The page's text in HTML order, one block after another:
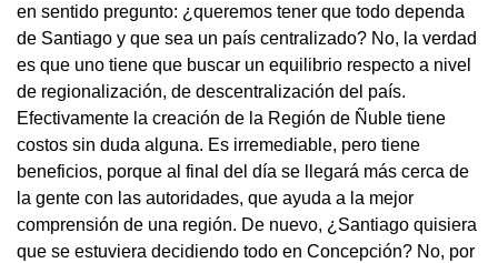
en sentido pregunto: ¿queremos tener que todo dependa
de Santiago y que sea un país centralizado? No, la verdad
es que uno tiene que buscar un equilibrio respecto a nivel
de regionalización, de descentralización del país.
Efectivamente la creación de la Región de Ñuble tiene
costos sin duda alguna. Es irremediable, pero tiene
beneficios, porque al final del día se llegará más cerca de
la gente con las autoridades, que ayuda a la mejor
comprensión de una región. De nuevo, ¿Santiago quisiera
que se estuviera decidiendo todo en Concepción? No, por